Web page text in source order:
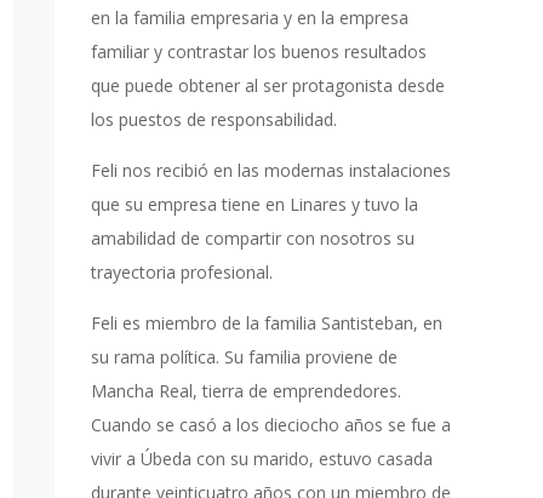
en la familia empresaria y en la empresa
familiar y contrastar los buenos resultados
que puede obtener al ser protagonista desde
los puestos de responsabilidad.
Feli nos recibió en las modernas instalaciones
que su empresa tiene en Linares y tuvo la
amabilidad de compartir con nosotros su
trayectoria profesional.
Feli es miembro de la familia Santisteban, en
su rama política. Su familia proviene de
Mancha Real, tierra de emprendedores.
Cuando se casó a los dieciocho años se fue a
vivir a Úbeda con su marido, estuvo casada
durante veinticuatro años con un miembro de